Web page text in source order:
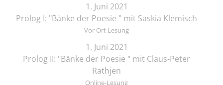
1. Juni 2021
Prolog I: "Bänke der Poesie " mit Saskia Klemisch
Vor Ort Lesung
1. Juni 2021
Prolog II: "Bänke der Poesie " mit Claus-Peter
Rathjen
Online-Lesung